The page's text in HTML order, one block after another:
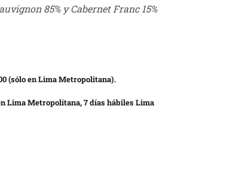
85% y Cabernet Franc 15%
(sólo en Lima Metropolitana).
Lima Metropolitana, 7 días hábiles Lima